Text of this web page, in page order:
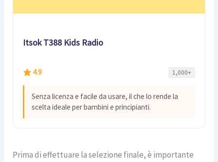
Itsok T388 Kids Radio
4.9 1,000+
Senza licenza e facile da usare, il che lo rende la
scelta ideale per bambini e principianti.
Prima di effettuare la selezione finale, è importante